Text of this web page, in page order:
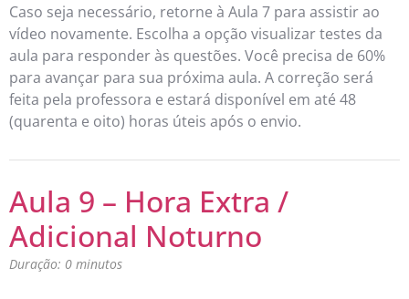
Caso seja necessário, retorne à Aula 7 para assistir ao
vídeo novamente. Escolha a opção visualizar testes da
aula para responder às questões. Você precisa de 60%
para avançar para sua próxima aula. A correção será
feita pela professora e estará disponível em até 48
(quarenta e oito) horas úteis após o envio.
Aula 9 – Hora Extra /
Adicional Noturno
Duração: 0 minutos